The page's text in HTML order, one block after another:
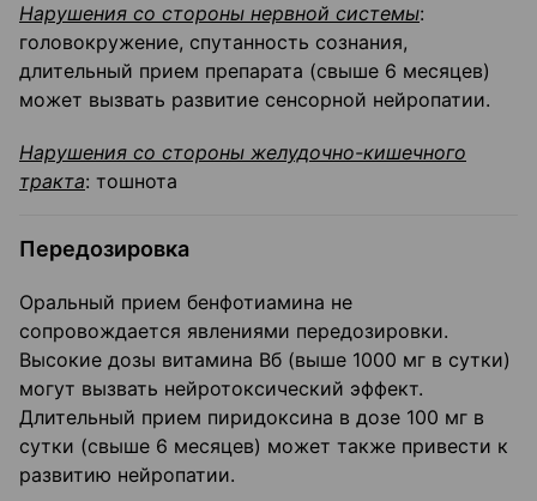
Нарушения со стороны нервной системы:
головокружение, спутанность сознания,
длительный прием препарата (свыше 6 месяцев)
может вызвать развитие сенсорной нейропатии.
Нарушения со стороны желудочно-кишечного
тракта: тошнота
Передозировка
Оральный прием бенфотиамина не
сопровождается явлениями передозировки.
Высокие дозы витамина Вб (выше 1000 мг в сутки)
могут вызвать нейротоксический эффект.
Длительный прием пиридоксина в дозе 100 мг в
сутки (свыше 6 месяцев) может также привести к
развитию нейропатии.